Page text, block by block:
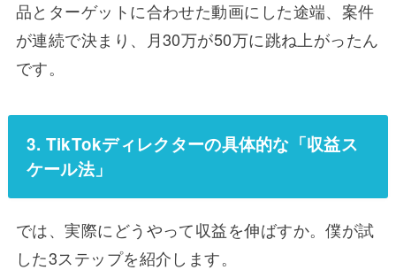
品とターゲットに合わせた動画にした途端、案件
が連続で決まり、月30万が50万に跳ね上がったん
です。
3. TikTokディレクターの具体的な「収益ス
ケール法」
では、実際にどうやって収益を伸ばすか。僕が試
した3ステップを紹介します。